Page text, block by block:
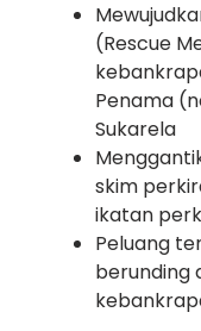
(Rescue
Penama
Sukarela
skim
ikatan
Peluang
berunding